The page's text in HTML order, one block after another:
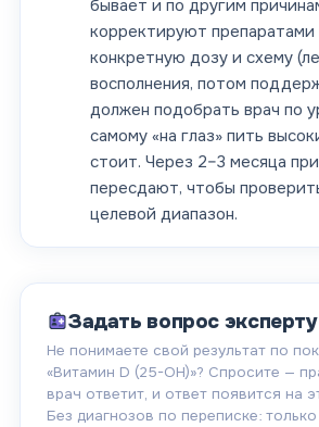
бывает и по другим
корректируют препаратами
конкретную дозу и схему
восполнения, потом
должен подобрать врач по
самому «на глаз» пить
стоит. Через 2–3 месяца
пересдают, чтобы
целевой диапазон.
Задать вопрос эксперту
Не понимаете свой результат по
«Витамин D (25-OH)»? Спросите —
врач ответит, и ответ появится на
Без диагнозов по переписке: